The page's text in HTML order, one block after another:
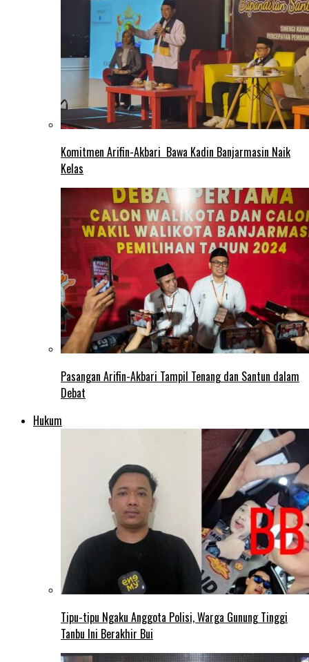
Komitmen Arifin-Akbari Bawa Kadin Banjarmasin Naik
Kelas
Pasangan Arifin-Akbari Tampil Tenang dan Santun dalam
Debat
Hukum
Tipu-tipu Ngaku Anggota Polisi, Warga Gunung Tinggi
Tanbu Ini Berakhir Bui